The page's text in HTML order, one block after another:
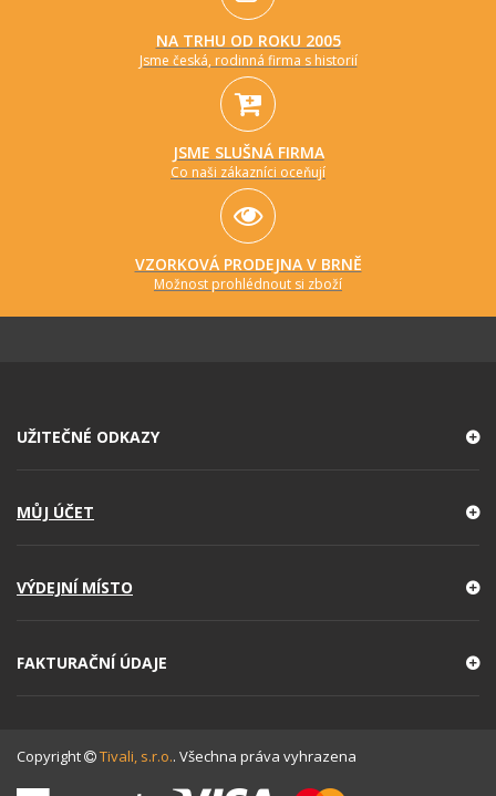
NA TRHU OD ROKU 2005
Jsme česká, rodinná firma s historií
JSME SLUŠNÁ FIRMA
Co naši zákazníci oceňují
VZORKOVÁ PRODEJNA V BRNĚ
Možnost prohlédnout si zboží
UŽITEČNÉ ODKAZY
MŮJ ÚČET
VÝDEJNÍ MÍSTO
FAKTURAČNÍ ÚDAJE
Copyright Tivali, s.r.o.. Všechna práva vyhrazena